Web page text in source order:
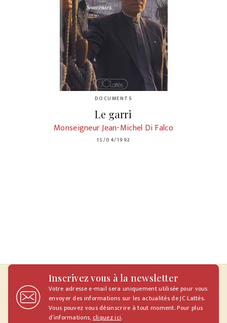
DOCUMENTS
Le garri
Monseigneur Jean-Michel Di Falco
15/04/1992
Inscrivez vous à la newsletter
Votre adresse e-mail sera uniquement utilisée pour vous
envoyer des informations sur les actualités de JC Lattès.
Vous pouvez vous désinscrire à tout moment. Pour plus
d’informations, cliquez ici.